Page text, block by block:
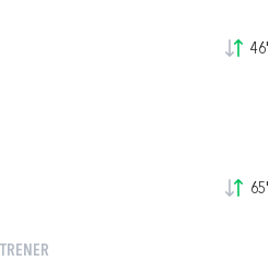
46'
65'
TRENER